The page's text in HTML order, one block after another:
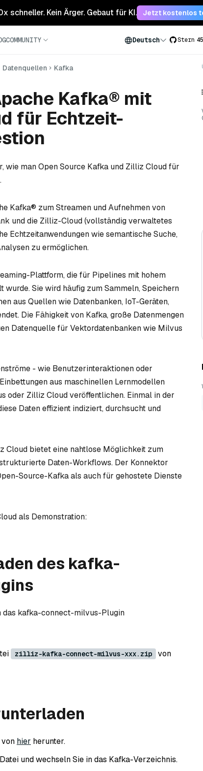
schneller. Kein Ärger. Gebaut für KI. Jetzt kostenlos
COMMUNITY Deutsch Stern
Datenquellen Kafka
Kafka® mit
für Echtzeit-
man Open Source Kafka und Zilliz Cloud für
Kafka® zum Streamen und Aufnehmen von
und die Zilliz-Cloud (vollständig verwaltetes
Echtzeitanwendungen wie semantische Suche,
zu ermöglichen.
Plattform, die für Pipelines mit hohem
Sie wird häufig zum Sammeln, Speichern
aus Quellen wie Datenbanken, IoT-Geräten,
Die Fähigkeit von Kafka, große Datenmengen
Datenquelle für Vektordatenbanken wie Milvus
- wie Benutzerinteraktionen oder
aus maschinellen Lernmodellen
oder Zilliz Cloud veröffentlichen. Einmal in der
Daten effizient indiziert, durchsucht und
Cloud bietet eine nahtlose Möglichkeit zum
Daten-Workflows. Der Konnektor
Source-Kafka als auch für gehostete Dienste
als Demonstration:
des kafka-
das kafka-connect-milvus-Plugin
zilliz-kafka-connect-milvus-xxx.zip
von
hier herunter.
und wechseln Sie in das Kafka-Verzeichnis.